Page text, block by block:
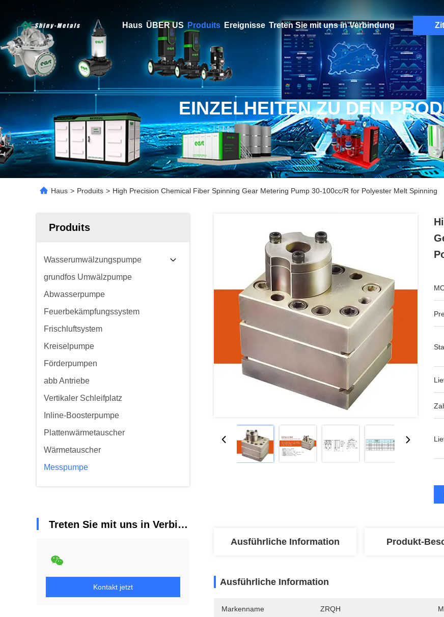
Haus ÜBER US Produits Ereignisse Treten Sie mit uns in Verbindung
EINZELHEITEN ZU DEN
Haus > Produits > High Precision Chemical Fiber Spinning Gear Metering Pump 30-100cc/R for Polyester Melt Spinning
Produits
Wasserumwälzungspumpe
grundfos Umwälzpumpe
Abwasserpumpe
Feuerbekämpfungssystem
Frischluftsystem
Kreiselpumpe
Förderpumpen
abb Antriebe
Vertikaler Schleifplatz
Inline-Boosterpumpe
Plattenwärmetauscher
Wärmetauscher
Messpumpe
Treten Sie mit uns in Verbindung
Kontakt jetzt
Ausführliche Information Produkt-
Ausführliche Information
Markenname ZRQH